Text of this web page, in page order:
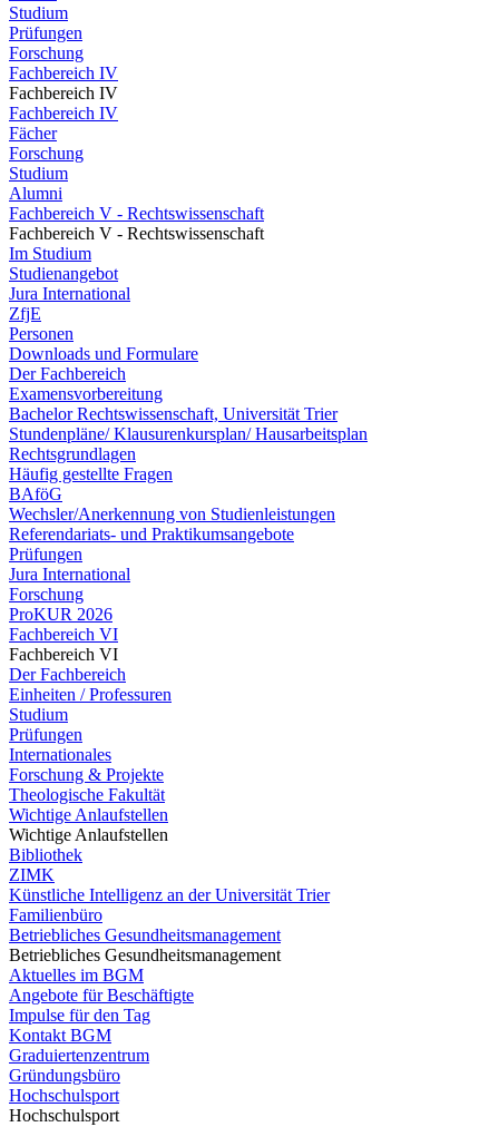
Studium
Prüfungen
Forschung
Fachbereich IV
Fachbereich IV
Fachbereich IV
Fächer
Forschung
Studium
Alumni
Fachbereich V - Rechtswissenschaft
Fachbereich V - Rechtswissenschaft
Im Studium
Studienangebot
Jura International
ZfjE
Personen
Downloads und Formulare
Der Fachbereich
Examensvorbereitung
Bachelor Rechtswissenschaft, Universität Trier
Stundenpläne/ Klausurenkursplan/ Hausarbeitsplan
Rechtsgrundlagen
Häufig gestellte Fragen
BAföG
Wechsler/Anerkennung von Studienleistungen
Referendariats- und Praktikumsangebote
Prüfungen
Jura International
Forschung
ProKUR 2026
Fachbereich VI
Fachbereich VI
Der Fachbereich
Einheiten / Professuren
Studium
Prüfungen
Internationales
Forschung & Projekte
Theologische Fakultät
Wichtige Anlaufstellen
Wichtige Anlaufstellen
Bibliothek
ZIMK
Künstliche Intelligenz an der Universität Trier
Familienbüro
Betriebliches Gesundheitsmanagement
Betriebliches Gesundheitsmanagement
Aktuelles im BGM
Angebote für Beschäftigte
Impulse für den Tag
Kontakt BGM
Graduiertenzentrum
Gründungsbüro
Hochschulsport
Hochschulsport